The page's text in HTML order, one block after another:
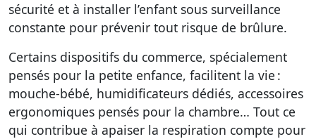
sécurité et à installer l’enfant sous surveillance
constante pour prévenir tout risque de brûlure.
Certains dispositifs du commerce, spécialement
pensés pour la petite enfance, facilitent la vie :
mouche-bébé, humidificateurs dédiés, accessoires
ergonomiques pensés pour la chambre… Tout ce
qui contribue à apaiser la respiration compte pour